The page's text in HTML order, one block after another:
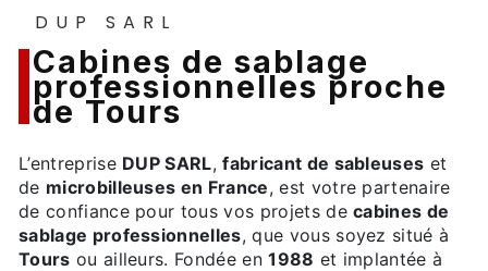
DUP SARL
cabines de sablage
professionnelles proche
de Tours
L’entreprise DUP SARL,fabricant de sableuses et
de microbilleuses en France, est votre partenaire
de confiance pour tous vos projets decabines de
sablage professionnelles, que vous soyez situé à
Tours ou ailleurs. Fondée en1988 et implantée à